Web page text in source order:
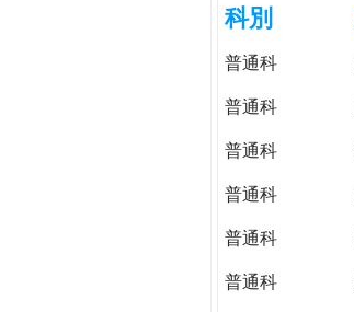
e
r
e
科別
普通科
普通科
普通科
普通科
普通科
普通科